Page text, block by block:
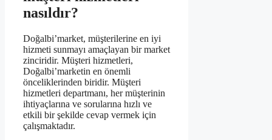
nasıldır?
Doğalbi’market, müşterilerine en iyi
hizmeti sunmayı amaçlayan bir market
zinciridir. Müşteri hizmetleri,
Doğalbi’marketin en önemli
önceliklerinden biridir. Müşteri
hizmetleri departmanı, her müşterinin
ihtiyaçlarına ve sorularına hızlı ve
etkili bir şekilde cevap vermek için
çalışmaktadır.